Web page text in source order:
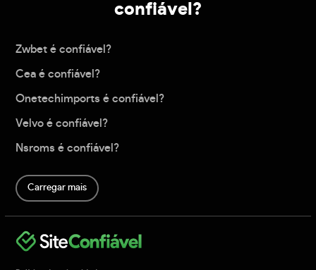
confiável?
Zwbet é confiável?
Cea é confiável?
Onetechimports é confiável?
Velvo é confiável?
Nsroms é confiável?
Carregar mais